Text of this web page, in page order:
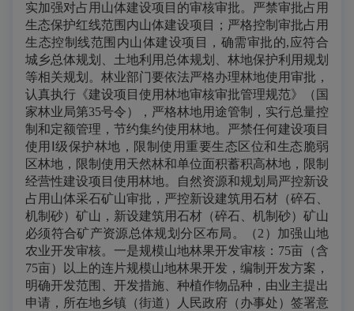
实加强对占用山体建设项目的审核审批。严禁审批占用
生态保护红线范围内山体建设项目；严格控制审批占用
生态控制线范围内山体建设项目，确需审批的,应符合
城乡总体规划、土地利用总体规划、林地保护利用规划
等相关规划。林业部门要依法严格办理林地使用审批，
认真执行《建设项目使用林地审核审批管理规范》（国
家林业局第35号令），严格林地用途管制，实行总量控
制和定额管理，节约集约使用林地。严禁任何建设项目
使用Ⅰ级保护林地，限制使用重要生态区位和生态脆弱
区林地，限制使用天然林和单位面积蓄积高林地，限制
经营性建设项目使用林地。自然资源和规划局严控新设
占用山体采石矿山审批，严控新设建筑用石材（碎石、
机制砂）矿山，新设建筑用石材（碎石、机制砂）矿山
必须符合矿产资源总体规划分区布局。（2）加强山地
农业开发审核。一是规模山地林果开发审核：75亩（含
75亩）以上的连片规模山地林果开发，编制开发方案，
明确开发范围、开发措施、种植作物品种，由业主提出
申请，所在地乡镇（街道）人民政府（办事处）签署意